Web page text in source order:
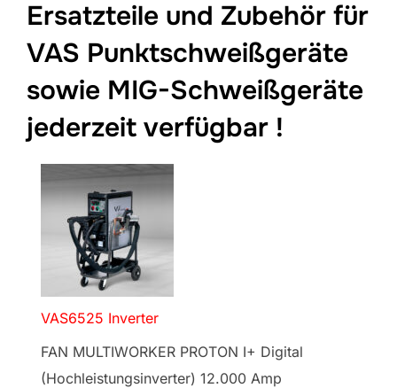
Ersatzteile und Zubehör für
VAS Punktschweißgeräte
sowie MIG-Schweißgeräte
jederzeit verfügbar !
VAS6525 Inverter
FAN MULTIWORKER PROTON I+ Digital
(Hochleistungsinverter) 12.000 Amp